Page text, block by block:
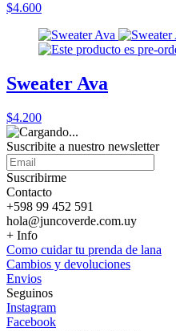
$4.600
Sweater Ava
$4.200
Suscribite a nuestro newsletter
Suscribirme
Contacto
+598 99 452 591
hola@juncoverde.com.uy
+ Info
Como cuidar tu prenda de lana
Cambios y devoluciones
Envios
Seguinos
Instagram
Facebook